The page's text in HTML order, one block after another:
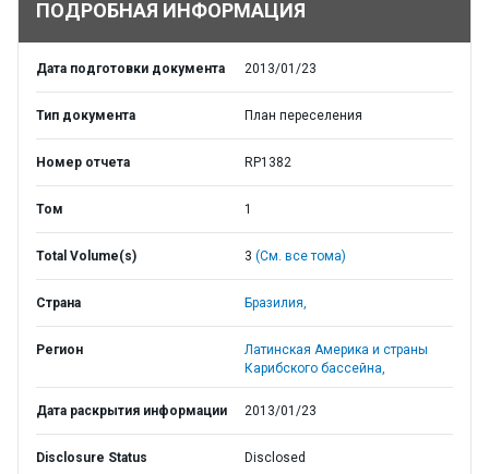
ПОДРОБНАЯ ИНФОРМАЦИЯ
Дата подготовки документа 2013/01/23
Тип документа План переселения
Номер отчета RP1382
Том 1
Total Volume(s) 3 (См. все тома)
Страна Бразилия,
Регион
Латинская Америка и страны
Карибского бассейна,
Дата раскрытия информации 2013/01/23
Disclosure Status Disclosed